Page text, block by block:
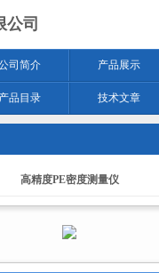
公司
司简介 产品展示
产品目录 技术文章
高精度PE密度测量仪